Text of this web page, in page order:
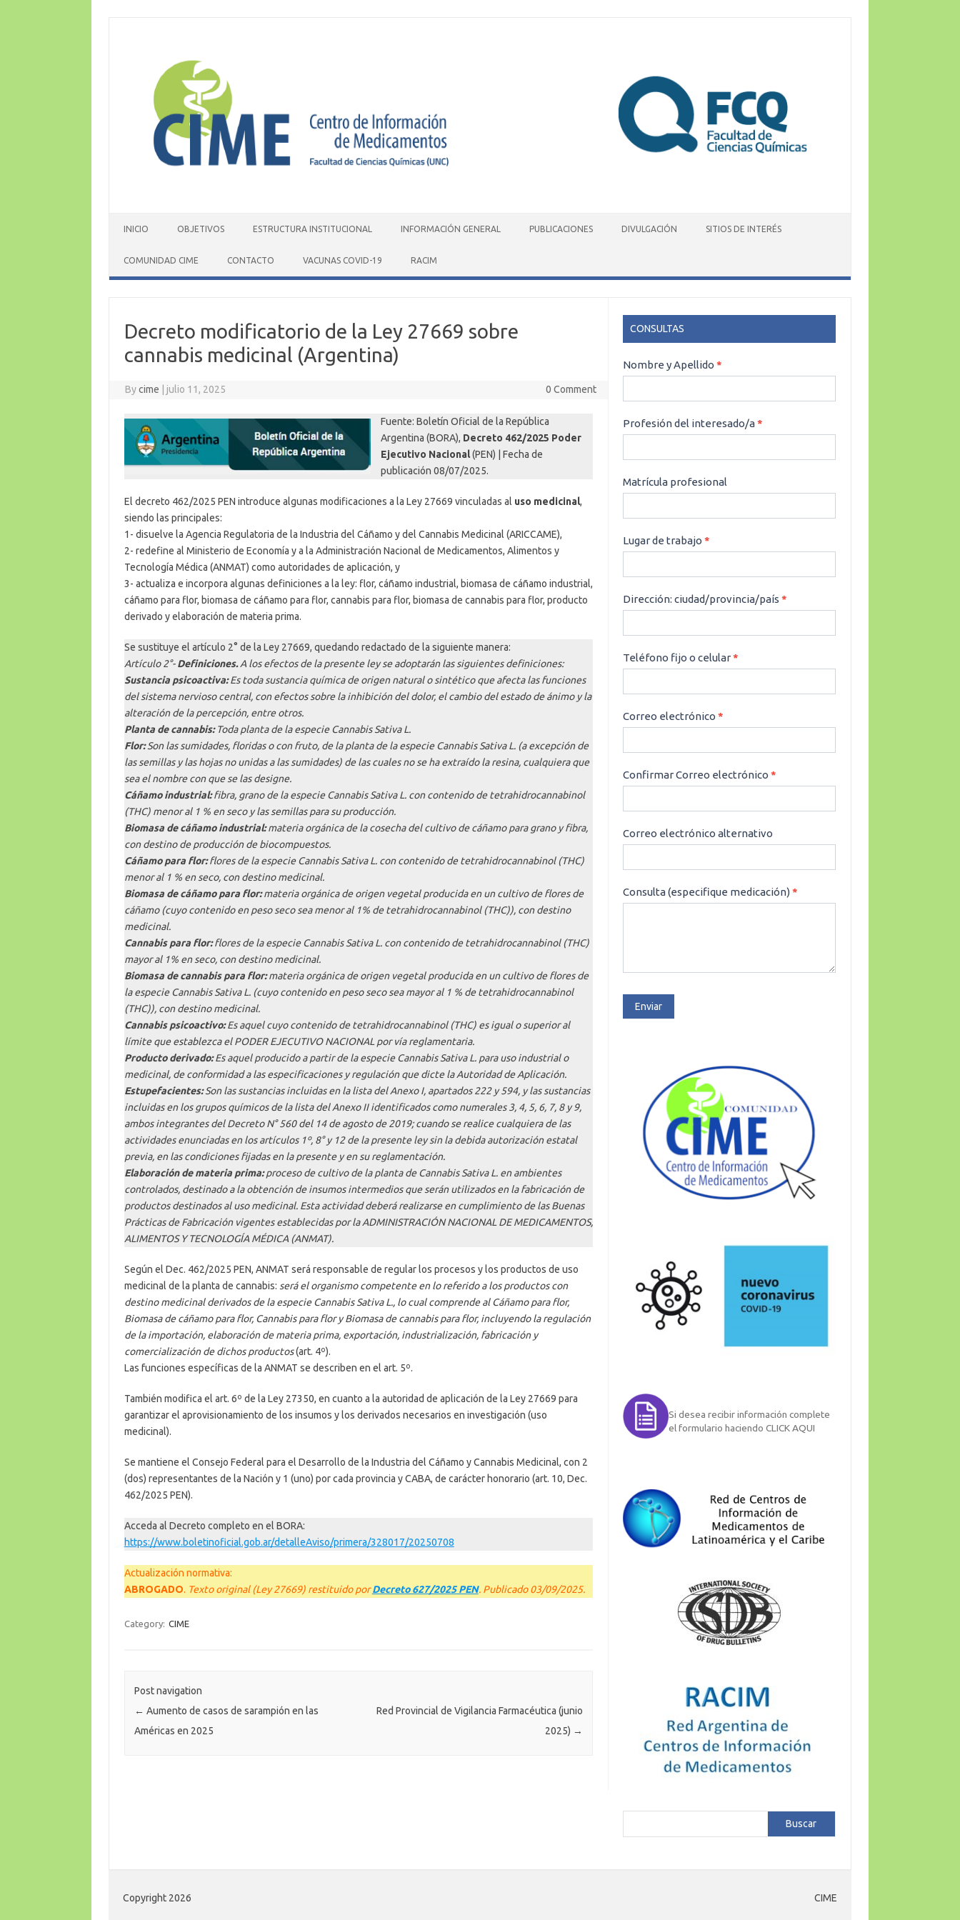
INICIO OBJETIVOS ESTRUCTURA INSTITUCIONAL INFORMACIÓN GENERAL PUBLICACIONES DIVULGACIÓN SITIOS DE INTERÉS
COMUNIDAD CIME CONTACTO VACUNAS COVID-19 RACIM
Decreto modificatorio de la Ley 27669 sobre
cannabis medicinal (Argentina)
Bycime julio 11, 2025 0 Comment
Fuente: Boletín Oficial de la República
Argentina (BORA), Decreto 462/2025 Poder
Ejecutivo Nacional(PEN) | Fecha de
publicación 08/07/2025.
El decreto 462/2025 PEN introduce algunas modificaciones a la Ley 27669 vinculadas al uso medicinal,
siendo las principales:
1- disuelve la Agencia Regulatoria de la Industria del Cáñamo y del Cannabis Medicinal (ARICCAME),
2- redefine al Ministerio de Economía y a la Administración Nacional de Medicamentos, Alimentos y
Tecnología Médica (ANMAT) como autoridades de aplicación, y
3- actualiza e incorpora algunas definiciones a la ley: flor, cáñamo industrial, biomasa de cáñamo industrial,
cáñamo para flor, biomasa de cáñamo para flor, cannabis para flor, biomasa de cannabis para flor, producto
derivado y elaboración de materia prima.
Se sustituye el artículo 2° de la Ley 27669, quedando redactado de la siguiente manera:
Artículo 2°-Definiciones.A los efectos de la presente ley se adoptarán las siguientes definiciones:
Sustancia psicoactiva:Es toda sustancia química de origen natural o sintético que afecta las funciones
del sistema nervioso central, con efectos sobre la inhibición del dolor, el cambio del estado de ánimo y la
alteración de la percepción, entre otros.
Planta de cannabis:Toda planta de la especie Cannabis Sativa L.
Flor:Son las sumidades, floridas o con fruto, de la planta de la especie Cannabis Sativa L. (a excepción de
las semillas y las hojas no unidas a las sumidades) de las cuales no se ha extraído la resina, cualquiera que
sea el nombre con que se las designe.
Cáñamo industrial:fibra, grano de la especie Cannabis Sativa L. con contenido de tetrahidrocannabinol
(THC) menor al 1 % en seco y las semillas para su producción.
Biomasa de cáñamo industrial:materia orgánica de la cosecha del cultivo de cáñamo para grano y fibra,
con destino de producción de biocompuestos.
Cáñamo para flor:flores de la especie Cannabis Sativa L. con contenido de tetrahidrocannabinol (THC)
menor al 1 % en seco, con destino medicinal.
Biomasa de cáñamo para flor:materia orgánica de origen vegetal producida en un cultivo de flores de
cáñamo (cuyo contenido en peso seco sea menor al 1% de tetrahidrocannabinol (THC)), con destino
medicinal.
Cannabis para flor:flores de la especie Cannabis Sativa L. con contenido de tetrahidrocannabinol (THC)
mayor al 1% en seco, con destino medicinal.
Biomasa de cannabis para flor:materia orgánica de origen vegetal producida en un cultivo de flores de
la especie Cannabis Sativa L. (cuyo contenido en peso seco sea mayor al 1 % de tetrahidrocannabinol
(THC)), con destino medicinal.
Cannabis psicoactivo:Es aquel cuyo contenido de tetrahidrocannabinol (THC) es igual o superior al
límite que establezca el PODER EJECUTIVO NACIONAL por vía reglamentaria.
Producto derivado:Es aquel producido a partir de la especie Cannabis Sativa L. para uso industrial o
medicinal, de conformidad a las especificaciones y regulación que dicte la Autoridad de Aplicación.
Estupefacientes:Son las sustancias incluidas en la lista del Anexo I, apartados 222 y 594, y las sustancias
incluidas en los grupos químicos de la lista del Anexo II identificados como numerales 3, 4, 5, 6, 7, 8 y 9,
ambos integrantes del Decreto N° 560 del 14 de agosto de 2019; cuando se realice cualquiera de las
actividades enunciadas en los artículos 1º, 8° y 12 de la presente ley sin la debida autorización estatal
previa, en las condiciones fijadas en la presente y en su reglamentación.
Elaboración de materia prima:proceso de cultivo de la planta de Cannabis Sativa L. en ambientes
controlados, destinado a la obtención de insumos intermedios que serán utilizados en la fabricación de
productos destinados al uso medicinal. Esta actividad deberá realizarse en cumplimiento de las Buenas
Prácticas de Fabricación vigentes establecidas por la ADMINISTRACIÓN NACIONAL DE MEDICAMENTOS,
ALIMENTOS Y TECNOLOGÍA MÉDICA (ANMAT).
Según el Dec. 462/2025 PEN, ANMAT será responsable de regular los procesos y los productos de uso
medicinal de la planta de cannabis: será el organismo competente en lo referido a los productos con
destino medicinal derivados de la especie Cannabis Sativa L., lo cual comprende al Cáñamo para flor,
Biomasa de cáñamo para flor, Cannabis para flor y Biomasa de cannabis para flor, incluyendo la regulación
de la importación, elaboración de materia prima, exportación, industrialización, fabricación y
comercialización de dichos productos(art. 4º).
Las funciones específicas de la ANMAT se describen en el art. 5º.
También modifica el art. 6º de la Ley 27350, en cuanto a la autoridad de aplicación de la Ley 27669 para
garantizar el aprovisionamiento de los insumos y los derivados necesarios en investigación (uso
medicinal).
Se mantiene el Consejo Federal para el Desarrollo de la Industria del Cáñamo y Cannabis Medicinal, con 2
(dos) representantes de la Nación y 1 (uno) por cada provincia y CABA, de carácter honorario (art. 10, Dec.
462/2025 PEN).
Acceda al Decreto completo en el BORA:
https://www.boletinoficial.gob.ar/detalleAviso/primera/328017/20250708
Actualización normativa:
ABROGADO. Texto original (Ley 27669) restituido porDecreto 627/2025 PEN. Publicado 03/09/2025.
Category: CIME
Post navigation
← Aumento de casos de sarampión en las
Américas en 2025
Red Provincial de Vigilancia Farmacéutica (junio
2025) →
CONSULTAS
CONSULTAS
Nombre y Apellido*
Profesión del interesado/a*
Matrícula profesional
Lugar de trabajo*
Dirección: ciudad/provincia/país*
Teléfono fijo o celular*
Correo electrónico*
Confirmar Correo electrónico*
Correo electrónico alternativo
Consulta (especifique medicación)*
Enviar
Si desea recibir información complete
el formulario haciendo CLICK AQUI
Buscar
Copyright 2026 CIME